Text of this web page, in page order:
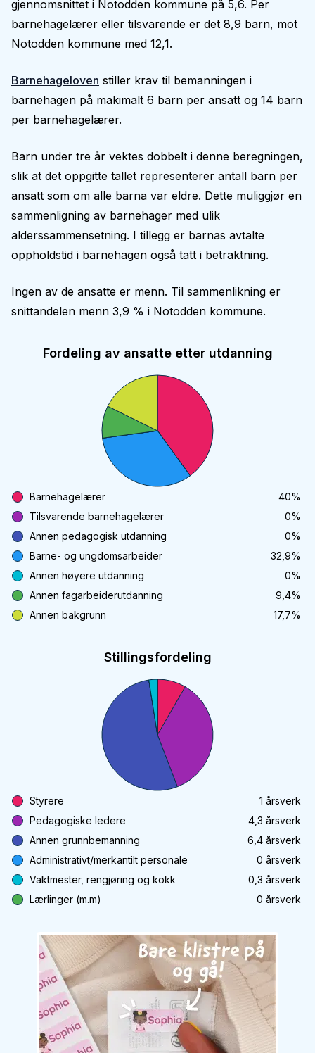
gjennomsnittet i Notodden kommune på 5,6. Per
barnehagelærer eller tilsvarende er det 8,9 barn, mot
Notodden kommune med 12,1.
Barnehageloven stiller krav til bemanningen i
barnehagen på makimalt 6 barn per ansatt og 14 barn
per barnehagelærer.
Barn under tre år vektes dobbelt i denne beregningen,
slik at det oppgitte tallet representerer antall barn per
ansatt som om alle barna var eldre. Dette muliggjør en
sammenligning av barnehager med ulik
alderssammensetning. I tillegg er barnas avtalte
oppholdstid i barnehagen også tatt i betraktning.
Ingen av de ansatte er menn. Til sammenlikning er
snittandelen menn 3,9 % i Notodden kommune.
Fordeling av ansatte etter utdanning
Barnehagelærer 40%
Tilsvarende barnehagelærer
0%
Annen pedagogisk utdanning
0%
Barne- og ungdomsarbeider
32,9%
Annen høyere utdanning
0%
Annen fagarbeiderutdanning
9,4%
Annen bakgrunn
17,7%
Stillingsfordeling
Styrere 1 årsverk
Pedagogiske ledere
4,3 årsverk
Annen grunnbemanning
6,4 årsverk
Administrativt/merkantilt personale
0 årsverk
Vaktmester, rengjøring og kokk
0,3 årsverk
Lærlinger (m.m)
0 årsverk